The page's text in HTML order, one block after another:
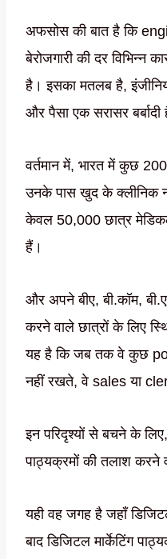
अफसोस की बात है कि
बेरोजगारी की दर विभिन्न
है। इसका मतलब है,
और पैसा एक सरासर बर्बादी
वर्तमान में, भारत में कुछ
उनके पास खुद के क्लीनिक
केवल 50,000 छात्र
हैं।
और अपने बीए, बी.कॉम,
करने वाले छात्रों के लिए
यह है कि जब तक वे कुछ
नहीं रखते, वे sales या
इन परिदृश्यों से बचने के
पाठ्यक्रमों की तलाश करने
यही वह जगह है जहाँ
बाद डिजिटल मार्केटिंग